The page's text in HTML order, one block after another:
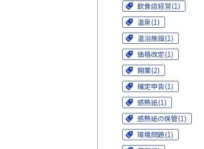
飲食店経営(1)
温泉(1)
温浴施設(1)
価格改定(1)
開業(2)
確定申告(1)
感熱紙(1)
感熱紙の保管(1)
環境問題(1)